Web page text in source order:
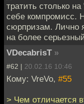
тратить столько
себе компромисс.
сюрпризам. Лично
на более
VDecabrisT »
#62 | 20.02.16 10:46
Кому: VreVo, #55
> Чем отличается